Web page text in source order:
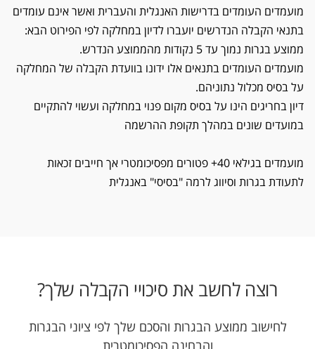
מועמדים העומדים בדרישות האנגלית והעברית ואשר אינם עומדים
בתנאי הקבלה הנדרשים יועברו לדיון במחלקה לפי הפירוט הבא:
ממוצע בגרות נמוך עד 5 נקודות מהממוצע הנדרש.
מועמדים העומדים בתנאים אלו ידונו בוועדת הקבלה של המחלקה
על בסיס מכלול נתוניהם.
דיון בחריגים הינו על בסיס מקום פנוי במחלקה ועשוי להתקיים
במועדים שונים במהלך תקופת ההרשמה
מועמדים בגילאי 40+ פטורים מפסיכומטרי אך חייבים זכאות
לתעודת בגרות וסיווג לרמה "בסיסי" באנגלית
רוצה לחשב את סיכויי הקבלה שלך?
לחישוב ממוצע הבגרות והסכם שלך לפי ציוני הבגרות